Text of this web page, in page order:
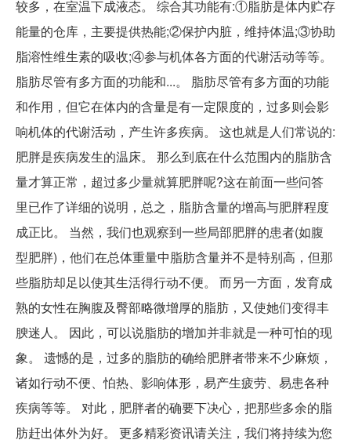
较多，在室温下成液态。 综合其功能有:①脂肪是体内贮存
能量的仓库，主要提供热能;②保护内脏，维持体温;③协助
脂溶性维生素的吸收;④参与机体各方面的代谢活动等等。
脂肪尽管有多方面的功能和...。 脂肪尽管有多方面的功能
和作用，但它在体内的含量是有一定限度的，过多则会影
响机体的代谢活动，产生许多疾病。 这也就是人们常说的:
肥胖是疾病发生的温床。 那么到底在什么范围内的脂肪含
量才算正常，超过多少量就算肥胖呢?这在前面一些问答
里已作了详细的说明，总之，脂肪含量的增高与肥胖程度
成正比。 当然，我们也观察到一些局部肥胖的患者(如腹
型肥胖)，他们在总体重量中脂肪含量并不是特别高，但那
些脂肪却足以使其生活得行动不便。 而另一方面，发育成
熟的女性在胸腹及臀部略微增厚的脂肪，又使她们变得丰
腴迷人。 因此，可以说脂肪的增加并非就是一种可怕的现
象。 遗憾的是，过多的脂肪的确给肥胖者带来不少麻烦，
诸如行动不便、怕热、影响体形，易产生疲劳、易患各种
疾病等等。 对此，肥胖者的确要下决心，把那些多余的脂
肪赶出体外为好。 更多精彩资讯请关注，我们将持续为您